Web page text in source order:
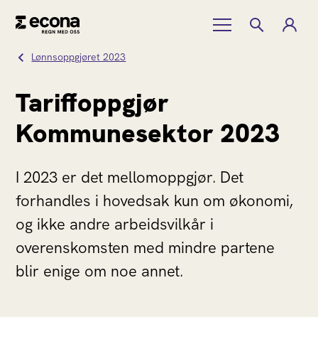
Lønnsoppgjøret 2023
Tariffoppgjør
Kommunesektor 2023
I 2023 er det mellomoppgjør. Det
forhandles i hovedsak kun om økonomi,
og ikke andre arbeidsvilkår i
overenskomsten med mindre partene
blir enige om noe annet.